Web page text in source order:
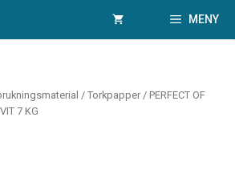
MENY
/ Torkpapper / PERFECT OF
7 KG